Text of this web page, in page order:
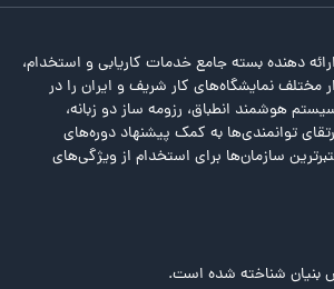
دهنده بسته جامع خدمات کاریابی و استخدام،
مختلف نمایشگاه‌های کار شریف و ایران را در
هوشمند انطباق، رزومه ساز دو زبانه،
توانمندی‌ها به کمک پیشنهاد دوره‌های
سازمان‌ها برای استخدام از ویژگی‌های
شناخته شده است.